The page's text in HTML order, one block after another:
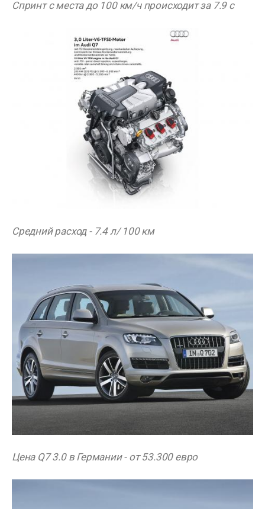
Спринт с места до 100 км/ч происходит за 7.9 с
Средний расход - 7.4 л/ 100 км
Цена Q7 3.0 в Германии - от 53.300 евро